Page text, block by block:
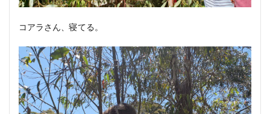
コアラさん、寝てる。